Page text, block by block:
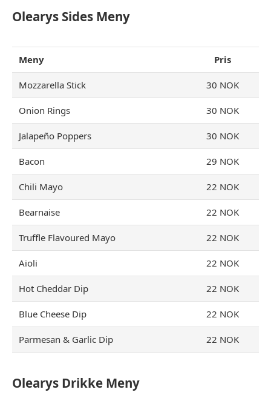
Olearys Sides Meny
Meny Pris
Mozzarella Stick 30 NOK
Onion Rings 30 NOK
Jalapeño Poppers 30 NOK
Bacon 29 NOK
Chili Mayo 22 NOK
Bearnaise 22 NOK
Truffle Flavoured Mayo 22 NOK
Aioli 22 NOK
Hot Cheddar Dip 22 NOK
Blue Cheese Dip 22 NOK
Parmesan & Garlic Dip 22 NOK
Olearys Drikke Meny